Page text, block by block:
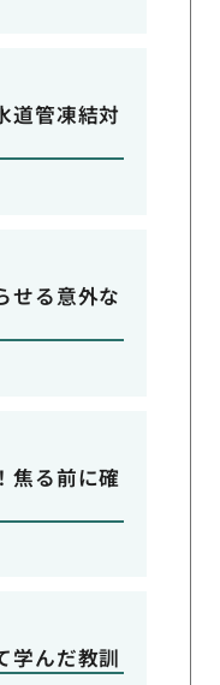
道管凍結対
せる意外な
焦る前に確
学んだ教訓